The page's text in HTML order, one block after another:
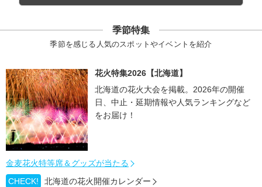
季節特集
季節を感じる人気のスポットやイベントを紹介
花火特集2026【北海道】
北海道の花火大会を掲載。2026年の開催
日、中止・延期情報や人気ランキングなど
をお届け！
金麦花火特等席＆グッズが当たる
CHECK!
北海道の花火開催カレンダー